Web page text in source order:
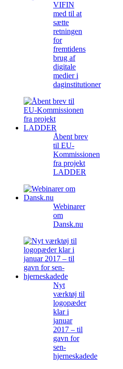
VIFIN
med til at
sætte
retningen
for
fremtidens
brug af
digitale
medier i
daginstitutioner
Åbent brev
til EU-
Kommissionen
fra projekt
LADDER
Webinarer
om
Dansk.nu
Nyt
værktøj til
logopæder
klar i
januar
2017 – til
gavn for
sen-
hjerneskadede